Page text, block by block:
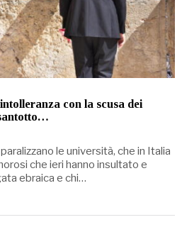
con la scusa dei
le università, che in Italia
che ieri hanno insultato e
ebraica e chi…